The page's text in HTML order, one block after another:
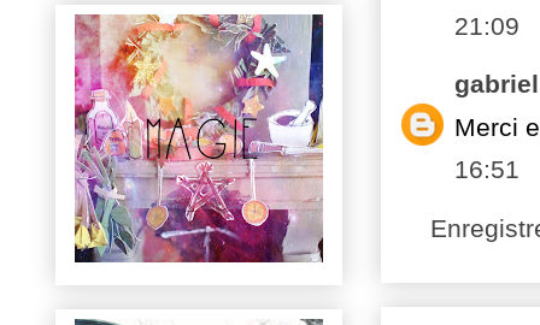
21:09
Merci
16:51